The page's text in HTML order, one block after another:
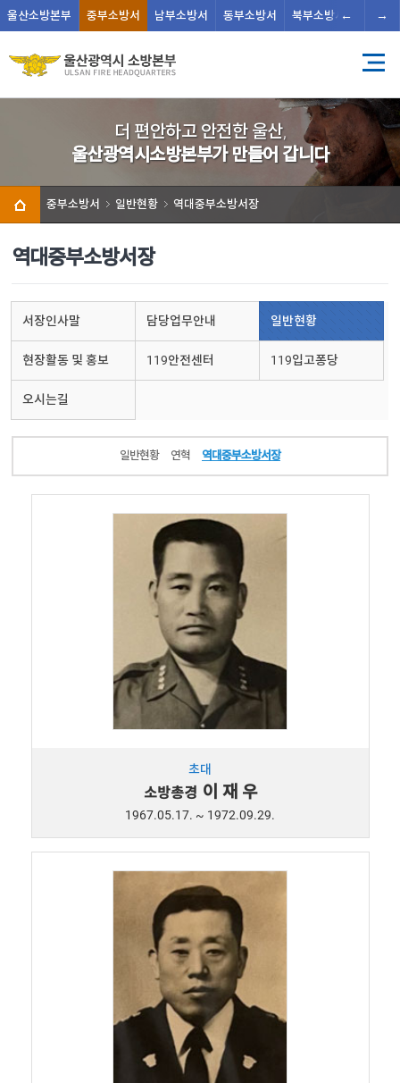
←
울산소방본부 중부소방서 남부소방서 동부소방서 북부소방서 남울주
→
더 편안하고 안전한 울산,
울산광역시소방본부가 만들어 갑니다
중부소방서 일반현황 역대중부소방서장
역대중부소방서장
서장인사말 담당업무안내 일반현황
현장활동 및 홍보 119안전센터 119입고퐁당
오시는길
일반현황 연혁 역대중부소방서장
초대
소방총경 이 재 우
1967.05.17. ~ 1972.09.29.